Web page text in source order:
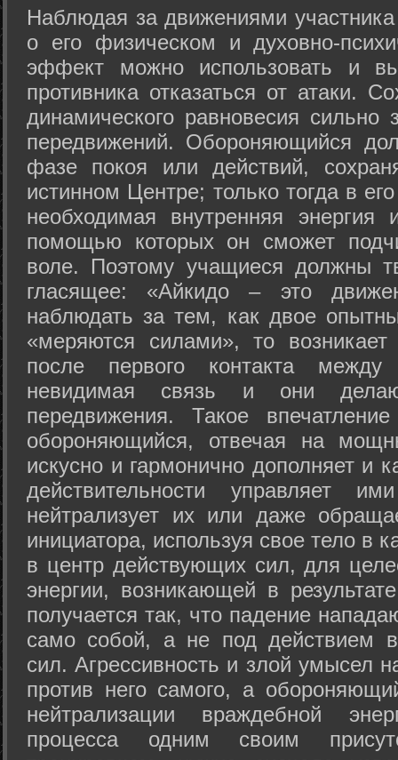
Hаблюдая за движениями
о его физическом и духовно-
эффект можно использовать и
противника отказаться от атаки.
динамического равновесия сильно
передвижений. Обороняющийся
фазе покоя или действий,
истинном Центре; только тогда в
необходимая внутренняя
помощью которых он сможет
воле. Поэтому учащиеся должны
гласящее: «Айкидо – это
наблюдать за тем, как двое
«меряются силами», то возникает
после первого контакта
невидимая связь и они
передвижения. Такое
обороняющийся, отвечая на
искусно и гармонично дополняет и
действительности управляет
нейтрализует их или даже
инициатора, используя свое тело в
в центр действующих сил, для
энергии, возникающей в
получается так, что падение
само собой, а не под действием
сил. Агрессивность и злой умысел
против него самого, а
нейтрализации враждебной
процесса одним своим